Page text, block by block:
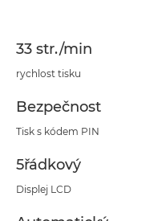
33 str./min
rychlost tisku
Bezpečnost
Tisk s kódem PIN
5řádkový
Displej LCD